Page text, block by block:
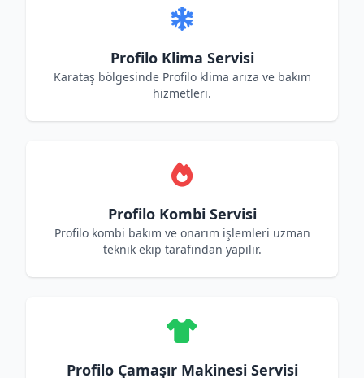
Profilo Klima Servisi
Karataş bölgesinde Profilo klima arıza ve bakım
hizmetleri.
Profilo Kombi Servisi
Profilo kombi bakım ve onarım işlemleri uzman
teknik ekip tarafından yapılır.
Profilo Çamaşır Makinesi Servisi